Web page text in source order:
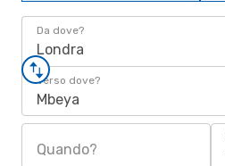
Da dove?
Londra
Verso dove?
Mbeya
Quando?